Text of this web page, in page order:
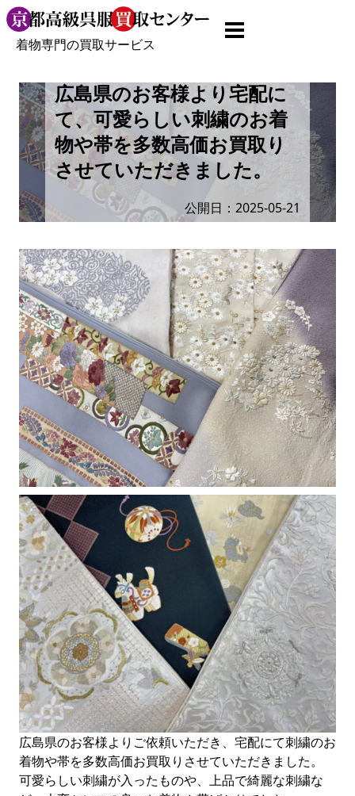
着物専門の買取サービス
広島県のお客様より宅配に
て、可愛らしい刺繍のお着
物や帯を多数高価お買取り
させていただきました。
公開日：2025-05-21
広島県のお客様よりご依頼いただき、宅配にて刺繍のお
着物や帯を多数高価お買取りさせていただきました。
可愛らしい刺繍が入ったものや、上品で綺麗な刺繍な